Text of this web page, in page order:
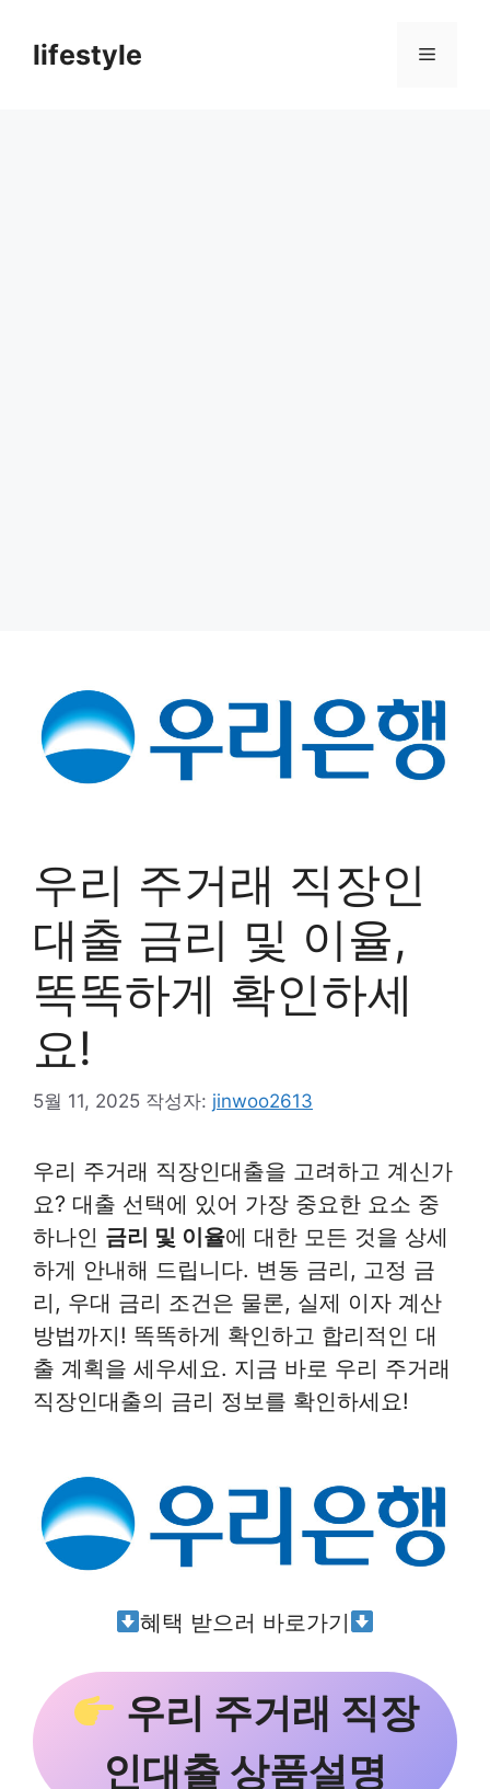
lifestyle 메
우리 주거래 직장인
대출 금리 및 이율,
똑똑하게 확인하세
요!
5월 11, 2025 작성자: jinwoo2613
우리 주거래 직장인대출을 고려하고 계신가
요? 대출 선택에 있어 가장 중요한 요소 중
하나인 금리 및 이율에 대한 모든 것을 상세
하게 안내해 드립니다. 변동 금리, 고정 금
리, 우대 금리 조건은 물론, 실제 이자 계산
방법까지! 똑똑하게 확인하고 합리적인 대
출 계획을 세우세요. 지금 바로 우리 주거래
직장인대출의 금리 정보를 확인하세요!
혜택 받으러 바로가기
우리 주거래 직장
인대출 상품설명